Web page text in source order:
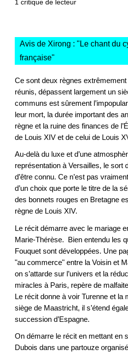
1 critique de lecteur
Avis de Xirong : " Le chant du
française"
Ce sont deux règnes
réunis, dépassent largement un
communs est sûrement
leur mort, la durée important des
règne et la ruine des finances de
de Louis XIV et de celui de Louis
Au-delà du luxe et d’une
représentation à Versailles, le sort
d’être connu. Ce n’est pas
d’un choix que porte le titre de la
des bonnets rouges en Bretagne
règne de Louis XIV.
Le récit démarre avec le mariage
Marie-Thérèse. Bien entendu les
Fouquet sont développées. Une
"au commerce" entre la Voisin et
on s’attarde sur l’univers et la
miracles à Paris, repère de
Le récit donne à voir Turenne et la
siège de Maastricht, il s’étend
succession d’Espagne.
On démarre le récit en mettant en
Dubois dans une partouze